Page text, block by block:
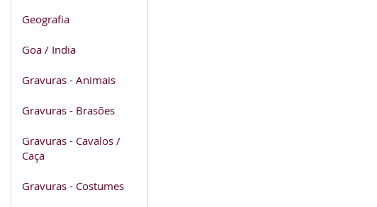
Geografia
Goa / India
Gravuras - Animais
Gravuras - Brasões
Gravuras - Cavalos /
Caça
Gravuras - Costumes